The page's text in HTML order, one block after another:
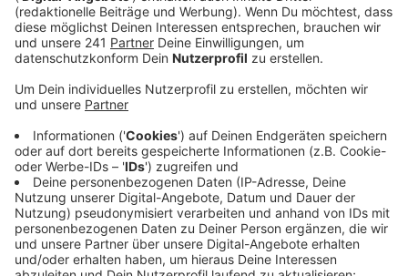
Morgenmittag noch etwas, aber dann zeigt die
Tendenz wieder steil nach oben.
Veröffentlicht:Mittwoch, 08.01.2025 14:42
Anzeige
So könnte der Rhein bis Freitagmorgen die sieben
Meter Marke knacken. Das bedeutet, dass die Stadt
Bonn Geh- und Radwege entlang des Ufers sperren
muss, auch die Dammtore zwischen der Wolfsgasse
und der Ernst-Moritz-Arndt-Straße werden